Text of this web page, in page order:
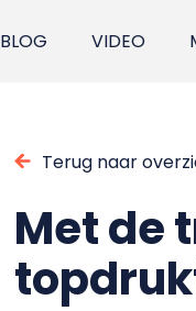
BLOG VIDEO
Terug naar
Met de